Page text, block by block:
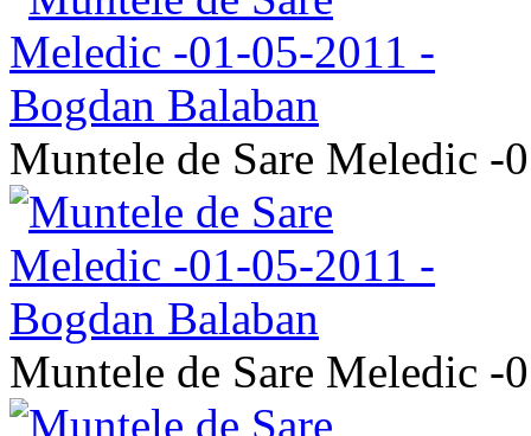
Muntele de Sare Meledic -
Muntele de Sare Meledic -